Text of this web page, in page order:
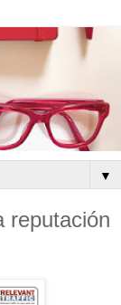
▼
reputación